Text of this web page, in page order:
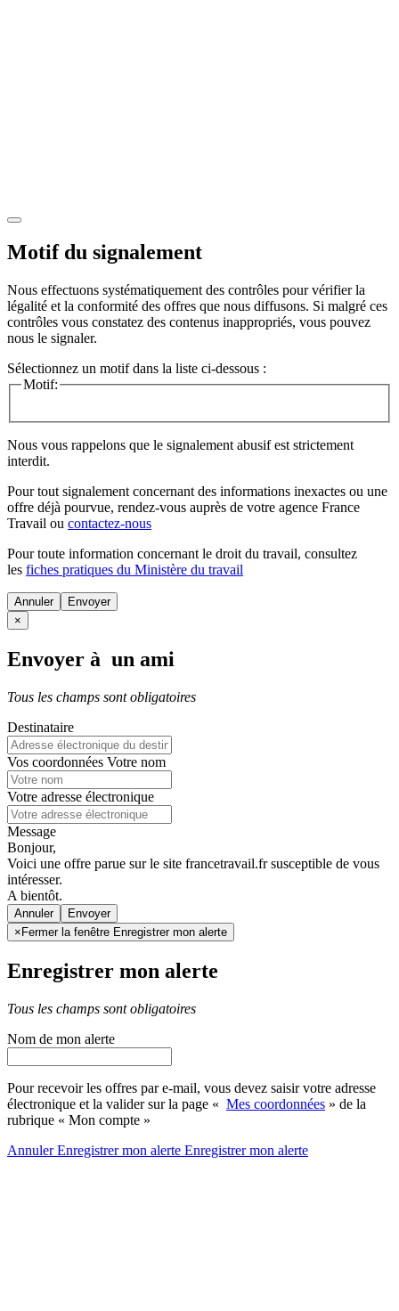
Motif du signalement
Nous effectuons systématiquement des contrôles pour vérifier la
légalité et la conformité des offres que nous diffusons. Si malgré ces
contrôles vous constatez des contenus inappropriés, vous pouvez
nous le signaler.
Sélectionnez un motif dans la liste ci-dessous :
Motif:
Nous vous rappelons que le signalement abusif est strictement
interdit.
Pour tout signalement concernant des informations inexactes ou une
offre déjà pourvue, rendez-vous auprès de votre agence France
Travail ou contactez-nous
Pour toute information concernant le droit du travail, consultez
les fiches pratiques du Ministère du travail
Annuler
×
Envoyer à un ami
Tous les champs sont obligatoires
Destinataire
Vos coordonnées Votre nom
Votre adresse électronique
Message
Bonjour,
Voici une offre parue sur le site francetravail.fr susceptible de vous
intéresser.
A bientôt.
Annuler
× Fermer la fenêtre Enregistrer mon alerte
Enregistrer mon alerte
Tous les champs sont obligatoires
Nom de mon alerte
Pour recevoir les offres par e-mail, vous devez saisir votre adresse
électronique et la valider sur la page « Mes coordonnées » de la
rubrique « Mon compte »
AnnulerEnregistrer mon alerte Enregistrermon alerte